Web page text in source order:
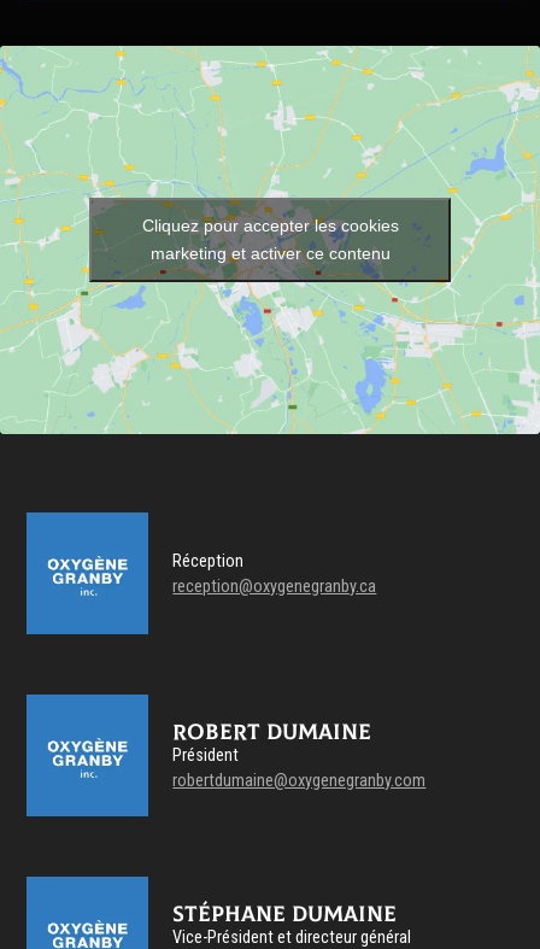
Cliquez pour accepter les cookies
marketing et activer ce contenu
Réception
reception@oxygenegranby.ca
Robert Dumaine
Président
robertdumaine@oxygenegranby.com
Stéphane Dumaine
Vice-Président et directeur général